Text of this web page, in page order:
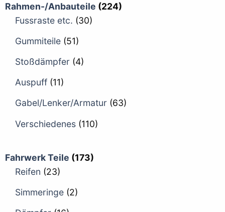
Rahmen-/Anbauteile (224)
Fussraste etc. (30)
Gummiteile (51)
Stoßdämpfer (4)
Auspuff (11)
Gabel/Lenker/Armatur (63)
Verschiedenes (110)
Fahrwerk Teile (173)
Reifen (23)
Simmeringe (2)